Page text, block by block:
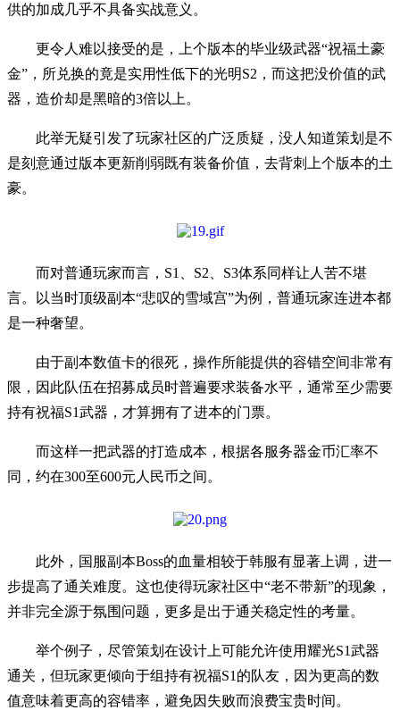
供的加成几乎不具备实战意义。
更令人难以接受的是，上个版本的毕业级武器“祝福土豪
金”，所兑换的竟是实用性低下的光明S2，而这把没价值的武
器，造价却是黑暗的3倍以上。
此举无疑引发了玩家社区的广泛质疑，没人知道策划是不
是刻意通过版本更新削弱既有装备价值，去背刺上个版本的土
豪。
而对普通玩家而言，S1、S2、S3体系同样让人苦不堪
言。以当时顶级副本“悲叹的雪域宫”为例，普通玩家连进本都
是一种奢望。
由于副本数值卡的很死，操作所能提供的容错空间非常有
限，因此队伍在招募成员时普遍要求装备水平，通常至少需要
持有祝福S1武器，才算拥有了进本的门票。
而这样一把武器的打造成本，根据各服务器金币汇率不
同，约在300至600元人民币之间。
此外，国服副本Boss的血量相较于韩服有显著上调，进一
步提高了通关难度。这也使得玩家社区中“老不带新”的现象，
并非完全源于氛围问题，更多是出于通关稳定性的考量。
举个例子，尽管策划在设计上可能允许使用耀光S1武器
通关，但玩家更倾向于组持有祝福S1的队友，因为更高的数
值意味着更高的容错率，避免因失败而浪费宝贵时间。